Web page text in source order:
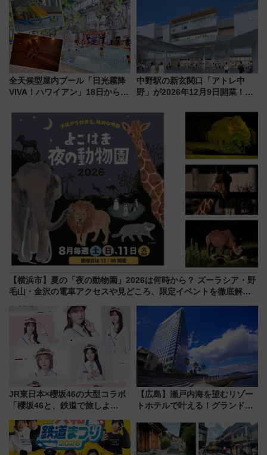
マンが登場
おひさま号」も走る
全天候型屋内プール「日光霧降
VIVA！ハワイアン」18日から営
ァミリーから大人まで幅広い世
代が一日中楽しる夏のリゾート
を楽しんで
中野駅の新玄関口「アトレ中
野」が2026年12月9日開業！新
注目スポット
【横浜市】夏の「夜の動物園」2026は何時から？ ズーラシア・野
毛山・金沢の電車アクセスや見どころ、限定イベントを徹底解
JR東日本×櫻坂46の大型コラボ
「櫻坂46と、鉄道で旅しよ
潟・長野・庄内へ
【広島】瀬戸内海を望むリゾー
トホテルで叶える！グランドプ
ディング＆カジュアルパーティ
ープラン